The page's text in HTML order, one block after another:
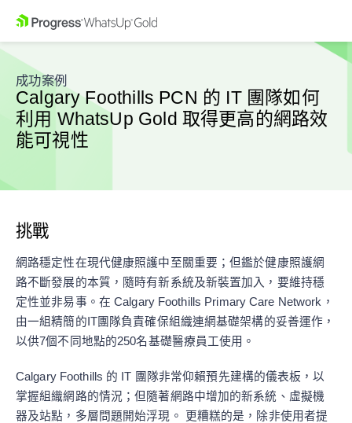
成功案例
Calgary Foothills PCN 的 IT 團隊如何
利用 WhatsUp Gold 取得更高的網路效
能可視性
挑戰
網路穩定性在現代健康照護中至關重要；但鑑於健康照護網
路不斷發展的本質，隨時有新系統及新裝置加入，要維持穩
定性並非易事。在 Calgary Foothills Primary Care Network，
由一組精簡的IT團隊負責確保組織連網基礎架構的妥善運作，
以供7個不同地點的250名基礎醫療員工使用。
Calgary Foothills 的 IT 團隊非常仰賴預先建構的儀表板，以
掌握組織網路的情況；但隨著網路中增加的新系統、虛擬機
器及站點，多層問題開始浮現。 更糟糕的是，除非使用者提